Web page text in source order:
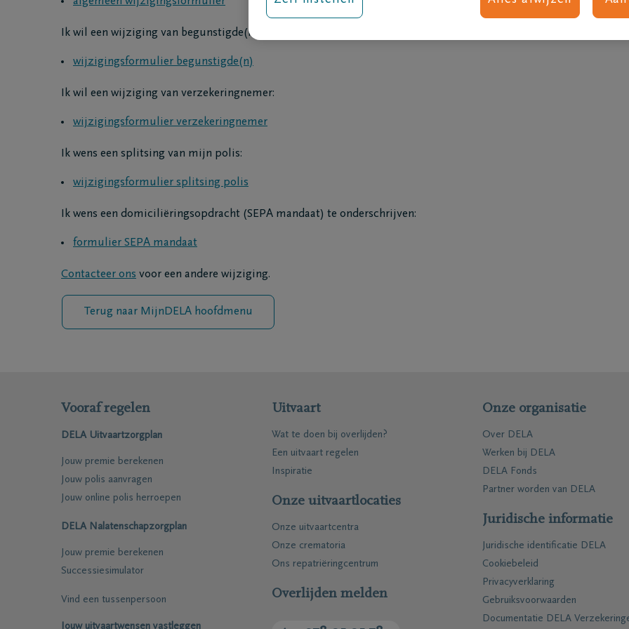
Voor de uitvaart
Leg jouw uitvaartwensen vast
Dossier deel I: erfenis
Erfenis verdelen en aangifte
nalatenschap
Testament
Euthanasie
Lichaam schenken aan de
wetenschap
LEIF
Afscheidsbloemen
Werken bij DELA
DELA Fonds
Blog
Vooruitdenken
Voor elkaar gebaar
Podcasts
Vragen
Ik ben niet verzekerd
Onze locaties Contact
Contacteer mij
Ik wil een wijziging van begunstigde(n):
wijzigingsformulier begunstigde(n)
Ik wil een wijziging van verzekeringnemer:
wijzigingsformulier verzekeringnemer
Ik wens een splitsing van mijn polis:
wijzigingsformulier splitsing polis
Ik wens een domiciliëringsopdracht (SEPA mandaat) te onderschrijven:
formulier SEPA mandaat
Contacteer ons voor een andere wijziging.
Terug naar MijnDELA hoofdmenu
Vooraf regelen
DELA Uitvaartzorgplan
Jouw premie berekenen
Jouw polis aanvragen
Jouw online polis herroepen
DELA Nalatenschapzorgplan
Jouw premie berekenen
Successiesimulator
Vind een tussenpersoon
Jouw uitvaartwensen vastleggen
Uitvaart
Wat te doen bij overlijden?
Een uitvaart regelen
Inspiratie
Onze uitvaartlocaties
Onze uitvaartcentra
Onze crematoria
Ons repatriëringcentrum
Overlijden melden
Onze organisatie
Over DELA
Werken bij DELA
DELA Fonds
Partner worden van DELA
Juridische informatie
Juridische identificatie DELA
Cookiebeleid
Privacyverklaring
Gebruiksvoorwaarden
Documentatie DELA